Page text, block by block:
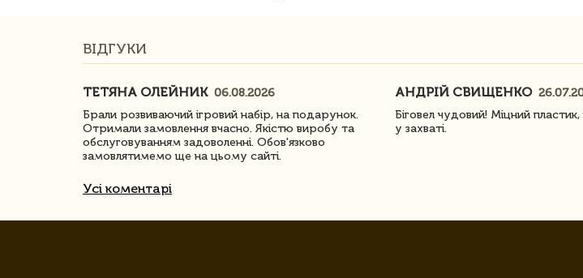
ВІДГУКИ
ТЕТЯНА ОЛЕЙНИК 06.08.2026
Брали розвиваючий ігровий набір, на подарунок.
Отримали замовлення вчасно. Якістю виробу та
обслуговуванням задоволенні. Обов'язково
замовлятимемо ще на цьому сайті.
АНДРІЙ СВИЩЕНКО
Біговел чудовий! Міцний
у захваті.
Усі коментарі